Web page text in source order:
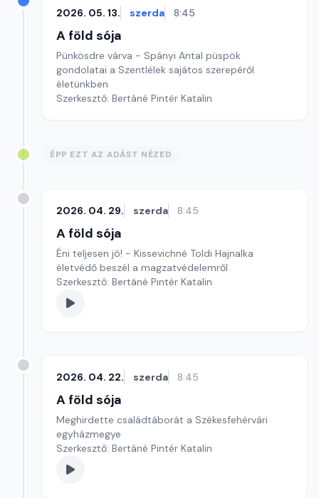
2026. 05. 13. szerda 8:45
A föld sója
Pünkösdre várva - Spányi Antal püspök
gondolatai a Szentlélek sajátos szerepéről
életünkben
Szerkesztő: Bertáné Pintér Katalin
ÉPP EZT AZ ADÁST NÉZED
2026. 04. 29. szerda 8:45
A föld sója
Éni teljesen jó! - Kissevichné Toldi Hajnalka
életvédő beszél a magzatvédelemről
Szerkesztő: Bertáné Pintér Katalin
2026. 04. 22. szerda 8:45
A föld sója
Meghirdette családtáborát a Székesfehérvári
egyházmegye
Szerkesztő: Bertáné Pintér Katalin